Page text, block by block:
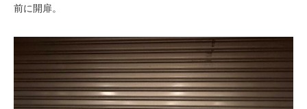
前に開扉。